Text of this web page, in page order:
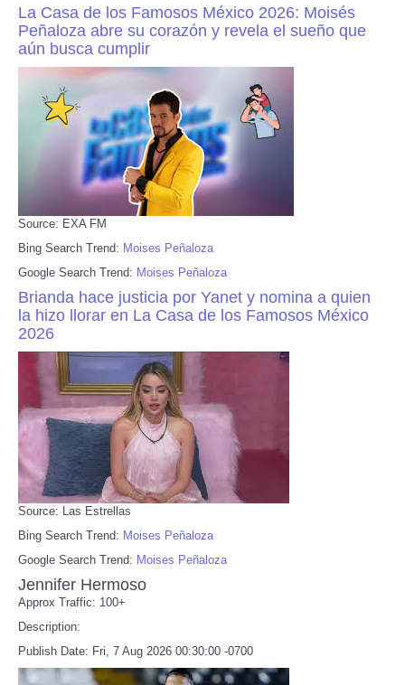
La Casa de los Famosos México 2026: Moisés
Peñaloza abre su corazón y revela el sueño que
aún busca cumplir
Source: EXA FM
Bing Search Trend: Moises Peñaloza
Google Search Trend: Moises Peñaloza
Brianda hace justicia por Yanet y nomina a quien
la hizo llorar en La Casa de los Famosos México
2026
Source: Las Estrellas
Bing Search Trend: Moises Peñaloza
Google Search Trend: Moises Peñaloza
Jennifer Hermoso
Approx Traffic: 100+
Description:
Publish Date: Fri, 7 Aug 2026 00:30:00 -0700